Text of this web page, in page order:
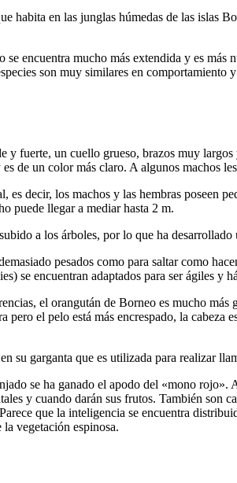
habita en las junglas húmedas de las islas
encuentra mucho más extendida y es más
son muy similares en comportamiento
y fuerte, un cuello grueso, brazos muy
de un color más claro. A algunos machos
es decir, los machos y las hembras poseen
puede llegar a mediar hasta 2 m.
a los árboles, por lo que ha
pesados como para saltar como
se encuentran adaptados para ser ágiles y
el orangután de Borneo es mucho
pero el pelo está más encrespado, la cabeza
su garganta que es utilizada para realizar
se ha ganado el apodo del «mono rojo».
y cuando darán sus frutos. También son
que la inteligencia se encuentra
vegetación espinosa.